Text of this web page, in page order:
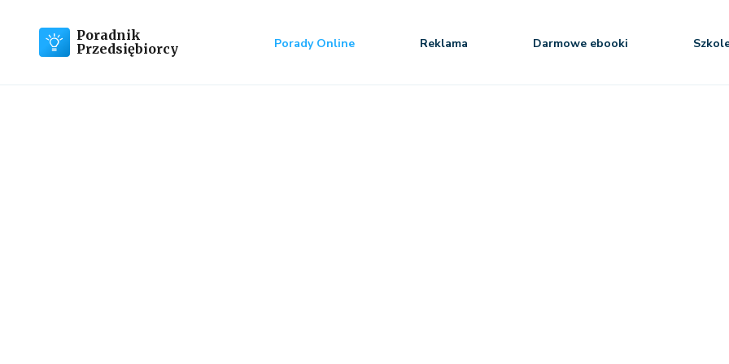
Poradnik
Przedsiębiorcy
Porady Online Reklama Darmowe ebooki